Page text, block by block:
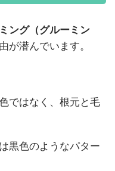
ミング（グルーミン
が潜んでいます。
ではなく、根元と毛
黒色のようなパター